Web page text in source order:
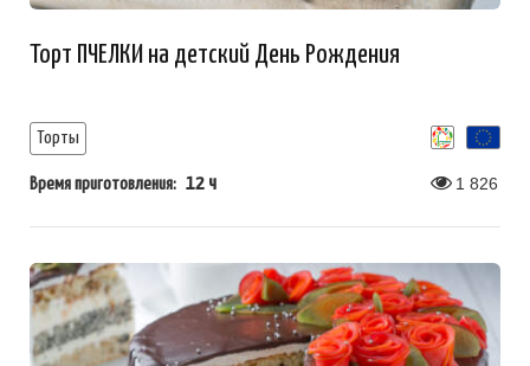
Торт ПЧЕЛКИ на детский День Рождения
Торты
Время приготовления: 12 ч 1 826